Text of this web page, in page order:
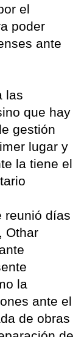
el
poder
ante
las
que hay
gestión
lugar y
la tiene el
reunió días
Othar
la
ante el
de obras